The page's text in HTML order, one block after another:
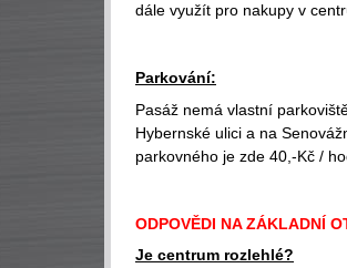
dále využít pro nakupy v
Parkování:
Pasáž nemá vlastní
Hybernské ulici a na
parkovného je zde 40,-Kč /
ODPOVĚDI NA ZÁKLADNÍ
Je centrum rozlehlé?